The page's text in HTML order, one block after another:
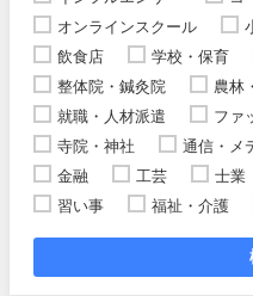
オンラインスクール
飲食店
学校・保育
整体院・鍼灸院
農林
就職・人材派遣
ファ
寺院・神社
通信・メ
金融
工芸 士業
習い事
福祉・介護